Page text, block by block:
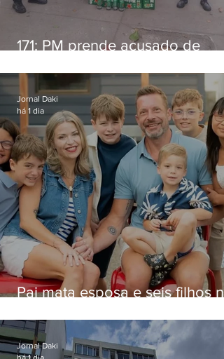
171: PM prende acusado de
Niterói
Pai mata esposa e seis filhos
Jornal Daki
há 1 dia
Jornal Daki